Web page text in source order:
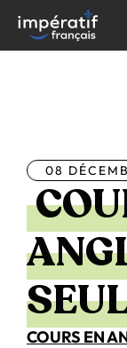
contenu
08
COURS EN